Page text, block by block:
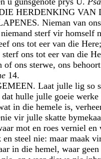
HERDENKING VAN
Nieman van
sterf vir homself
ons tot eer van die
sterf ons tot eer van die
of ons sterwe, ons
14.
Laat julle lig so
dat hulle julle goeie
in die hemele is,
vir julle skatte
mot en roes verniel en
en steel nie: maar maak
in die hemel, waar